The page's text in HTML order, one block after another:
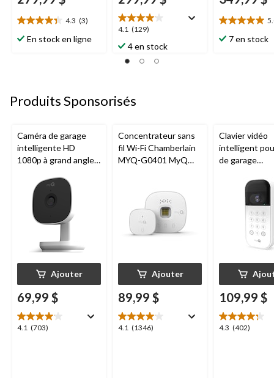
4.3 (3)
4.3
étoile(s)
En stock en ligne
4.1 (129)
4.1
étoile(s)
sur
5.
4 en stock
5.0
étoile(s)
7 en stock
Produits Sponsorisés
Caméra de garage
intelligente HD
1080p à grand angle
nocturne, résistante
aux intempéries
Ajouter
69,99 $
4.1 (703)
4.1
Concentrateur sans
fil Wi-Fi Chamberlain
MYQ-G0401 MyQ
Ajouter
89,99 $
4.1 (1346)
4.1
Clavier vidéo
intelligent
de garage
nocturne,
aux
109,99 $
4.3 (402)
4.3